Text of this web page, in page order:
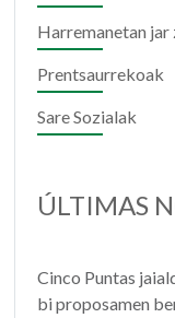
WhatsApp
Harremanetan jar
Prentsaurrekoak
Sare Sozialak
ÚLTIMAS
Cinco Puntas
bi proposamen